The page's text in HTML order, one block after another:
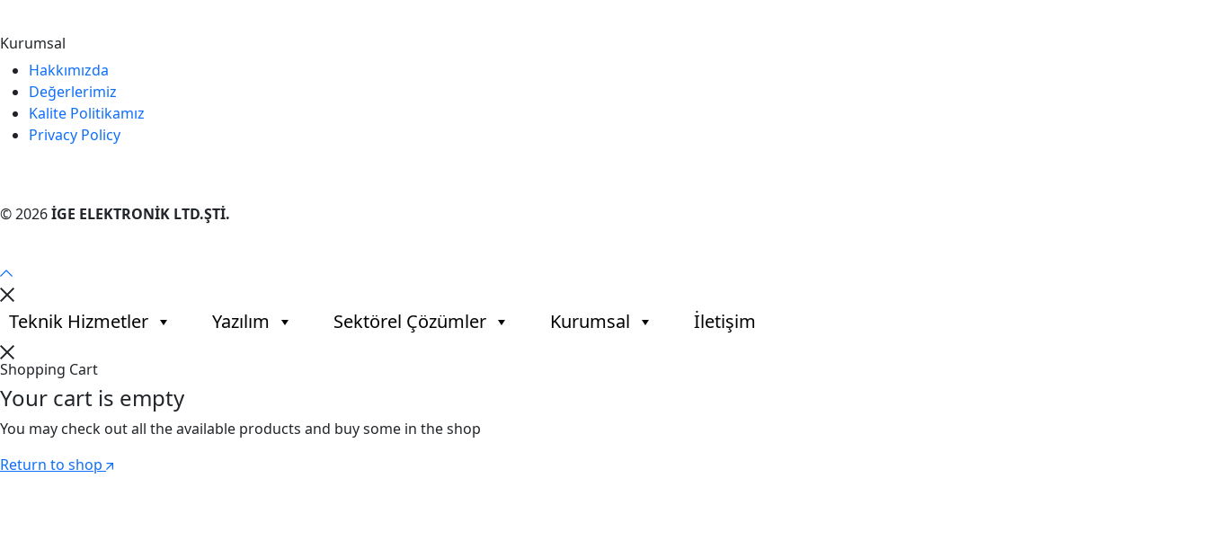
Kurumsal
Hakkımızda
Değerlerimiz
Kalite Politikamız
Privacy Policy
© 2026İGE ELEKTRONİK LTD.ŞTİ.
Teknik Hizmetler Yazılım Sektörel Çözümler Kurumsal İletişim
Shopping Cart
Your cart is empty
You may check out all the available products and buy some in the shop
Return to shop